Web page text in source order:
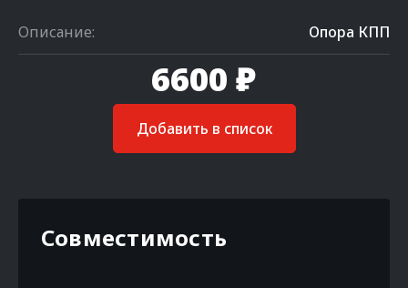
Описание: Опора КПП
6600 ₽
Добавить в список
Совместимость